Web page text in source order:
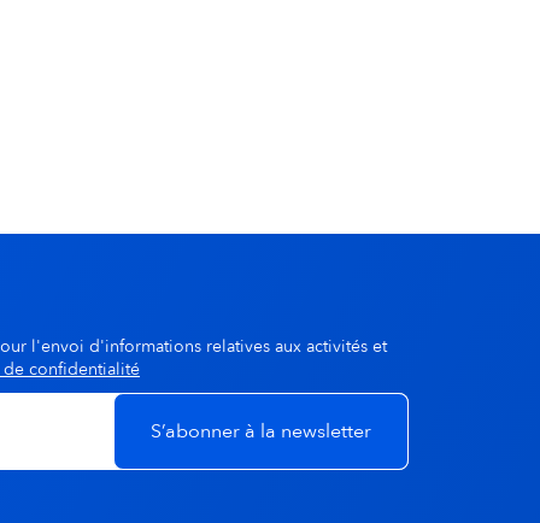
l'envoi d'informations relatives aux activités et
confidentialité